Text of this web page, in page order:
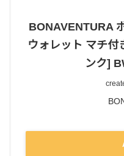
BONAVENTURA
ウォレット マチ付
ンク]